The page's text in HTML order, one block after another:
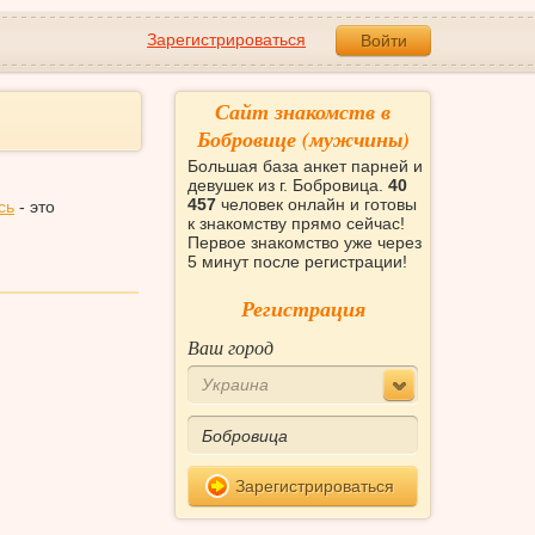
Зарегистрироваться Войти
- это
Сайт знакомств в
Бобровице (мужчины)
Большая база анкет парней и
девушек из г. Бобровица. 40
457 человек онлайн и готовы
к знакомству прямо сейчас!
Первое знакомство уже через
5 минут после регистрации!
Регистрация
Ваш город
Украина
Зарегистрироваться